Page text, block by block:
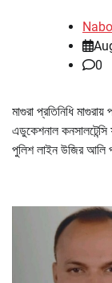
0
মাগুরা প্রতিনিধি
এডুকেশনাল কনসালটেন্সি
পুলিশ লাইন উজির আলি